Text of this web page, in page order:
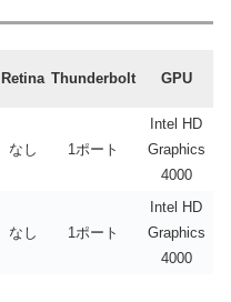
Retina Thunderbolt GPU
なし 1ポート
Intel HD
Graphics
4000
なし 1ポート
Intel HD
Graphics
4000